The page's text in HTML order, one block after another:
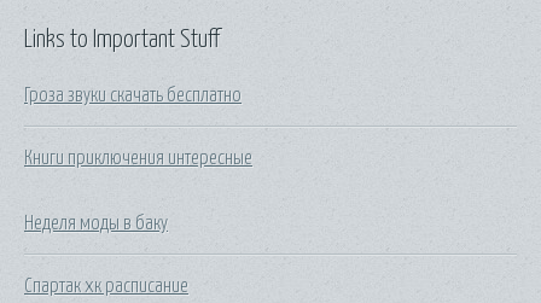
Links to Important Stuff
Гроза звуки скачать бесплатно
Книги приключения интересные
Неделя моды в баку
Спартак хк расписание